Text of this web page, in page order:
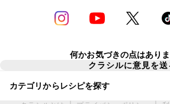
何かお気づきの点はあり
クラシルに意見を送
カテゴリからレシピを探す